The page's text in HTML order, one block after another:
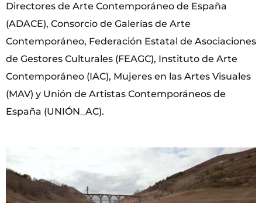
Directores de Arte Contemporáneo de España
(ADACE), Consorcio de Galerías de Arte
Contemporáneo, Federación Estatal de Asociaciones
de Gestores Culturales (FEAGC), Instituto de Arte
Contemporáneo (IAC), Mujeres en las Artes Visuales
(MAV) y Unión de Artistas Contemporáneos de
España (UNIÓN_AC).